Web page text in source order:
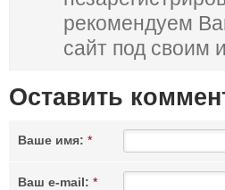
рекомендуем
сайт под своим
Оставить
Ваше имя: *
Ваш e-mail: *